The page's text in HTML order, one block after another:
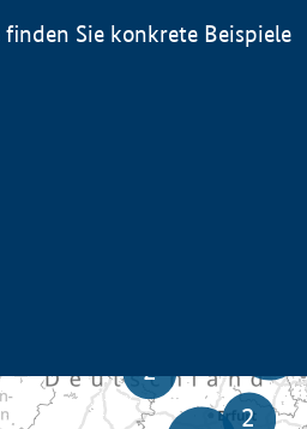
Sie konkrete Beispiele